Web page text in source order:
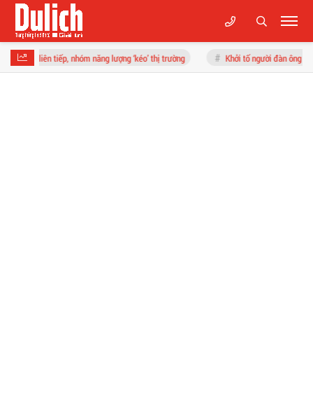
năng lượng ‘kéo’ thị trường Khởi tố người đàn ông say rượu đi bộ ngược